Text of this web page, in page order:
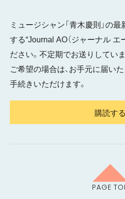
ミュージシャン「青木慶則」の
する“Journal AO（ジャーナル エ
ださい。不定期でお送りしてい
ご希望の場合は、お手元に届い
手続きいただけます。
購読する
PAGE